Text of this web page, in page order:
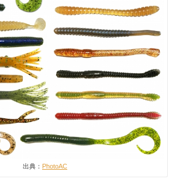
出典： PhotoAC